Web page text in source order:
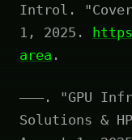
Introl.
1, 2025.
area .
———. "GPU
Solutions &